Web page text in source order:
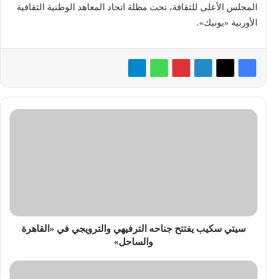
المجلس الأعلى للثقافة، تحت مظلة اتحاد المعاهد الوطنية الثقافية
الأوربية «يونيك».
سيتي
والساحل»
سيتي سكيب يفتتح جناحه الترفيهي والترويجي في «القاهرة
والساحل»
ثقة